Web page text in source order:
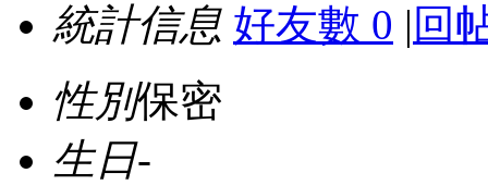
統計信息 好友數 0 | 回
性別保密
生日-